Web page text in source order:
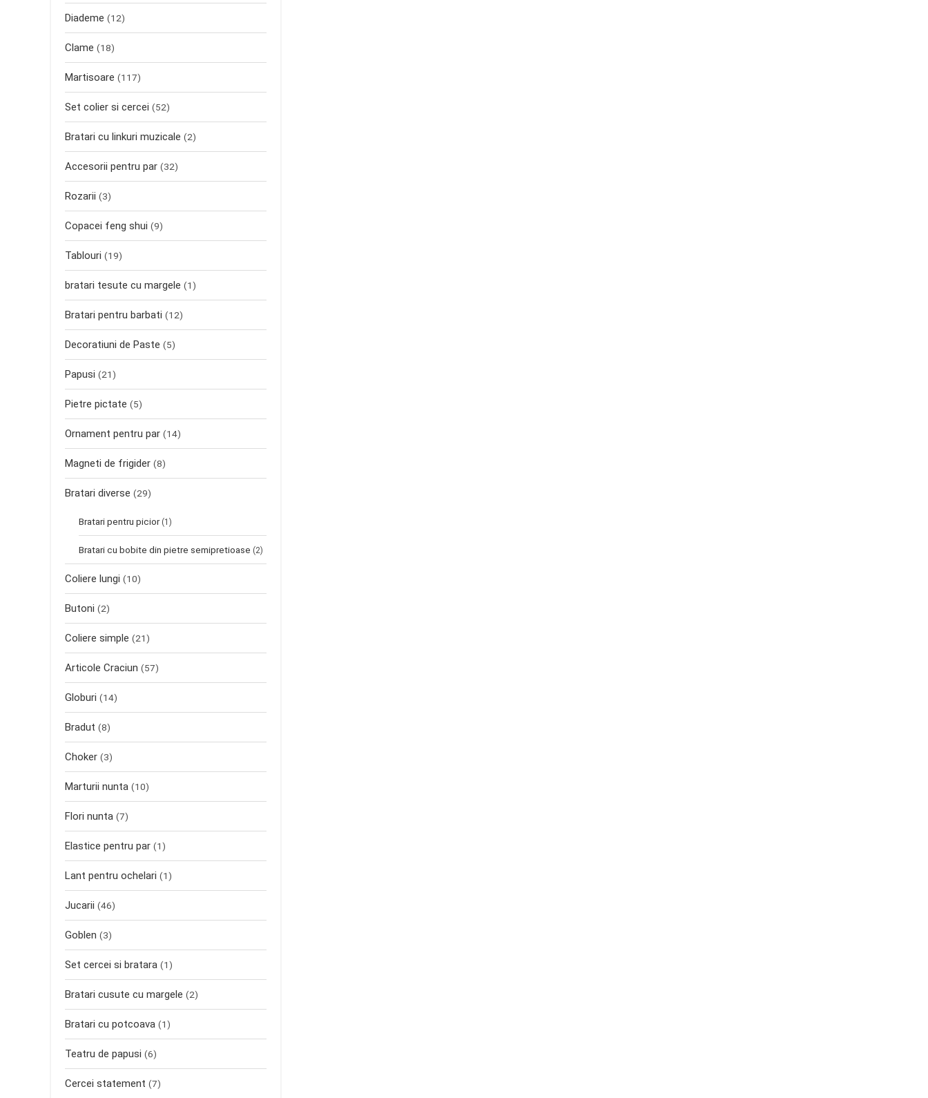
Diademe (12)
Clame (18)
Martisoare (117)
Set colier si cercei (52)
Bratari cu linkuri muzicale (2)
Accesorii pentru par (32)
Rozarii (3)
Copacei feng shui (9)
Tablouri (19)
bratari tesute cu margele (1)
Bratari pentru barbati (12)
Decoratiuni de Paste (5)
Papusi (21)
Pietre pictate (5)
Ornament pentru par (14)
Magneti de frigider (8)
Bratari diverse (29)
Bratari pentru picior (1)
Bratari cu bobite din pietre semipretioase (2)
Coliere lungi (10)
Butoni (2)
Coliere simple (21)
Articole Craciun (57)
Globuri (14)
Bradut (8)
Choker (3)
Marturii nunta (10)
Flori nunta (7)
Elastice pentru par (1)
Lant pentru ochelari (1)
Jucarii (46)
Goblen (3)
Set cercei si bratara (1)
Bratari cusute cu margele (2)
Bratari cu potcoava (1)
Teatru de papusi (6)
Cercei statement (7)